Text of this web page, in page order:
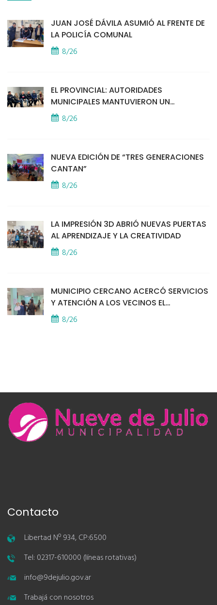
JUAN JOSÉ DÁVILA ASUMIÓ AL FRENTE DE
LA POLICÍA COMUNAL
8/26
EL PROVINCIAL: AUTORIDADES
MUNICIPALES MANTUVIERON UN
ENCUENTRO CON VECINOS POR LA
SEGURIDAD
8/26
NUEVA EDICIÓN DE “TRES GENERACIONES
CANTAN”
8/26
LA IMPRESIÓN 3D ABRIÓ NUEVAS PUERTAS
AL APRENDIZAJE Y LA CREATIVIDAD
8/26
MUNICIPIO CERCANO ACERCÓ SERVICIOS
Y ATENCIÓN A LOS VECINOS EL
PROVINCIAL
8/26
Contacto
Libertad Nº 934, CP:6500
Tel: 02317-610000 (líneas rotativas)
info@9dejulio.gov.ar
Trabajá con nosotros